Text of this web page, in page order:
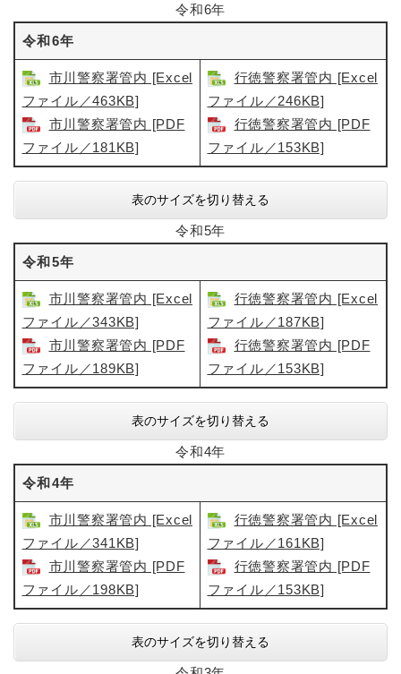
令和6年
令和6年
市川警察署管内​​ [Excel
ファイル／463KB]
市川警察署管内 [PDF
ファイル／181KB]
行徳警察署管内 [Excel
ファイル／246KB]
行徳警察署管内​ [PDF
ファイル／153KB]
表のサイズを切り替える
令和5年
令和5年
市川警察署管内 [Excel
ファイル／343KB]
市川警察署管内 [PDF
ファイル／189KB]
行徳警察署管内 [Excel
ファイル／187KB]
行徳警察署管内 [PDF
ファイル／153KB]
表のサイズを切り替える
令和4年
令和4年
市川警察署管内 [Excel
ファイル／341KB]
市川警察署管内​ [PDF
ファイル／198KB]
行徳警察署管内 [Excel
ファイル／161KB]
行徳警察署管内​ [PDF
ファイル／153KB]
表のサイズを切り替える